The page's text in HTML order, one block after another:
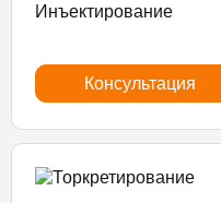
Инъектирование
Консультация